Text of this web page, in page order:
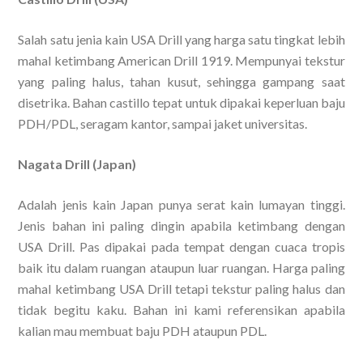
Salah satu jenia kain USA Drill yang harga satu tingkat lebih
mahal ketimbang American Drill 1919. Mempunyai tekstur
yang paling halus, tahan kusut, sehingga gampang saat
disetrika. Bahan castillo tepat untuk dipakai keperluan baju
PDH/PDL, seragam kantor, sampai jaket universitas.
Nagata Drill (Japan)
Adalah jenis kain Japan punya serat kain lumayan tinggi.
Jenis bahan ini paling dingin apabila ketimbang dengan
USA Drill. Pas dipakai pada tempat dengan cuaca tropis
baik itu dalam ruangan ataupun luar ruangan. Harga paling
mahal ketimbang USA Drill tetapi tekstur paling halus dan
tidak begitu kaku. Bahan ini kami referensikan apabila
kalian mau membuat baju PDH ataupun PDL.